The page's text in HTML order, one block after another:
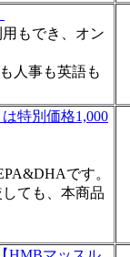
もでき、オン
人事も英語も
特別価格1,000
です。
ても、本商品